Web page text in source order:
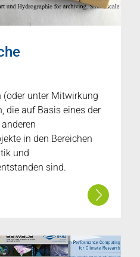
unter Mitwirkung
die auf Basis eines der
in den Bereichen
und
sind.